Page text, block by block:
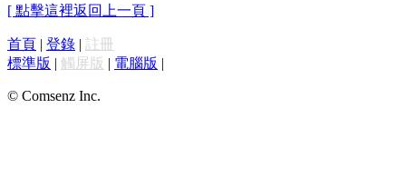
[ 點擊這裡返回上一頁 ]
首頁 | 登錄 | 註冊
標準版 | 觸屏版 | 電腦版 |
© Comsenz Inc.